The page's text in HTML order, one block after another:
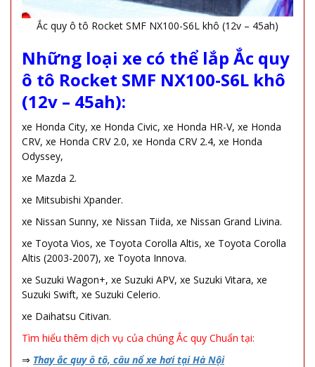
Ắc quy ô tô Rocket SMF NX100-S6L khô (12v – 45ah)
Những loại xe có thể lắp Ắc quy
ô tô Rocket SMF NX100-S6L khô
(12v – 45ah):
xe Honda City, xe Honda Civic, xe Honda HR-V, xe Honda
CRV, xe Honda CRV 2.0, xe Honda CRV 2.4, xe Honda
Odyssey,
xe Mazda 2.
xe Mitsubishi Xpander.
xe Nissan Sunny, xe Nissan Tiida, xe Nissan Grand Livina.
xe Toyota Vios, xe Toyota Corolla Altis, xe Toyota Corolla
Altis (2003-2007), xe Toyota Innova.
xe Suzuki Wagon+, xe Suzuki APV, xe Suzuki Vitara, xe
Suzuki Swift, xe Suzuki Celerio.
xe Daihatsu Citivan.
Tìm hiểu thêm dịch vụ của chúng Ắc quy Chuẩn tại:
⇒ Thay ắc quy ô tô, câu nổ xe hơi tại Hà Nội